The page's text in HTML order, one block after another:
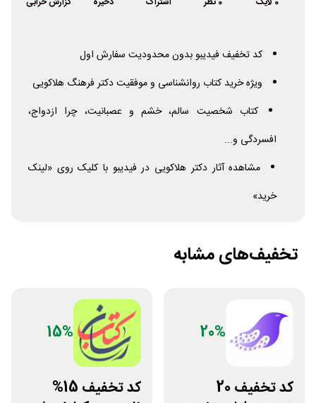
کد تخفیف فیدیبو بدون محدودیت سفارش اول
ویژه خرید کتاب روانشناسی و موفقیت دکتر فرهنگ هلاکویی
کتاب شخصیت سالم، خشم و عصبانیت، چرا ازدواج،
افسردگی و...
مشاهده آثار دکتر هلاکویی در فیدیبو با کلیک روی «لینک
خرید»
تخفیف‌های مشابه
20%
کد تخفیف 20
15%
کد تخفیف 15%